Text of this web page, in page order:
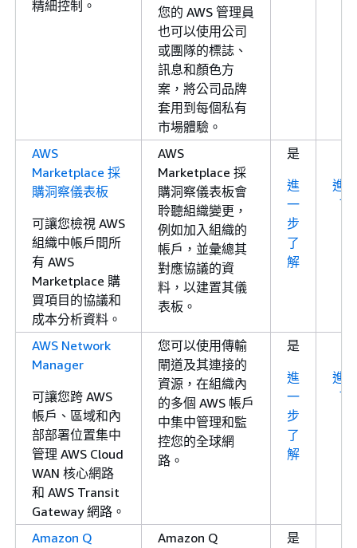
精細控制。
您的 AWS 管理員
也可以使用公司
或團隊的標誌、
訊息和顏色方
案，將公司品牌
套用到每個私有
市場體驗。
AWS
Marketplace 採
購洞察儀表板
可讓您檢視 AWS
組織中帳戶間所
有 AWS
Marketplace 購
買項目的協議和
成本分析資料。
AWS
Marketplace 採
購洞察儀表板會
聆聽組織變更，
例如加入組織的
帳戶，並彙總其
對應協議的資
料，以建置其儀
表板。
是
進
一
步
了
解
進
了
AWS Network
Manager
可讓您跨 AWS
帳戶、區域和內
部部署位置集中
管理 AWS Cloud
WAN 核心網路
和 AWS Transit
Gateway 網路。
您可以使用傳輸
閘道及其連接的
資源，在組織內
的多個 AWS 帳戶
中集中管理和監
控您的全球網
路。
是
進
一
步
了
解
進
了
Amazon Q
Amazon Q
是